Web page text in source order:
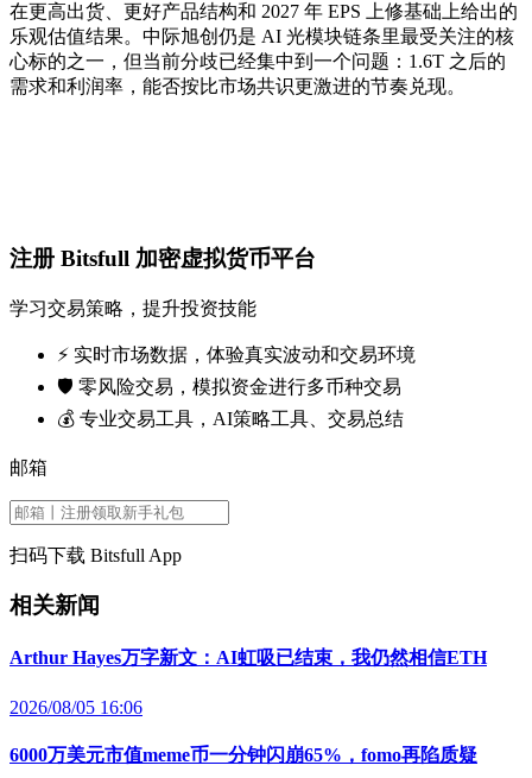
在更高出货、更好产品结构和 2027 年 EPS 上修基础上给出的
乐观估值结果。中际旭创仍是 AI 光模块链条里最受关注的核
心标的之一，但当前分歧已经集中到一个问题：1.6T 之后的
需求和利润率，能否按比市场共识更激进的节奏兑现。
注册 Bitsfull 加密虚拟货币平台
学习交易策略，提升投资技能
⚡️ 实时市场数据，体验真实波动和交易环境
🛡️ 零风险交易，模拟资金进行多币种交易
💰 专业交易工具，AI策略工具、交易总结
邮箱
扫码下载 Bitsfull App
相关新闻
Arthur Hayes万字新文：AI虹吸已结束，我仍然相信ETH
2026/08/05 16:06
6000万美元市值meme币一分钟闪崩65%，fomo再陷质疑